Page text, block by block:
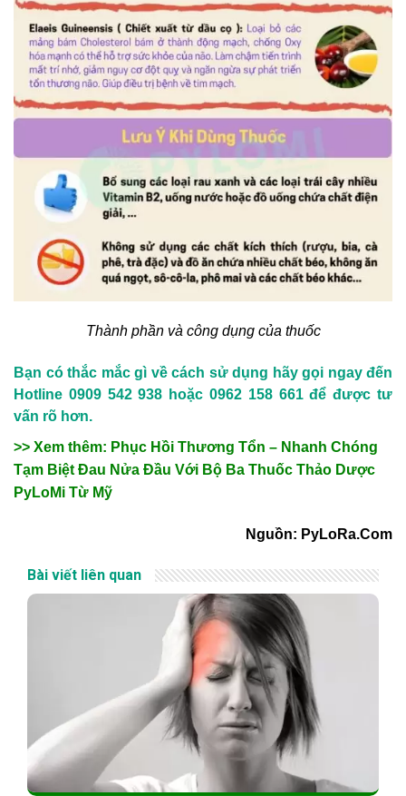
Thành phần và công dụng của thuốc
Bạn có thắc mắc gì về cách sử dụng hãy gọi ngay đến
Hotline 0909 542 938 hoặc0962 158 661để được tư
vấn rõ hơn.
>> Xem thêm: Phục Hồi Thương Tổn – Nhanh Chóng
Tạm Biệt Đau Nửa Đầu Với Bộ Ba Thuốc Thảo Dược
PyLoMi Từ Mỹ
Nguồn: PyLoRa.Com
Bài viết liên quan